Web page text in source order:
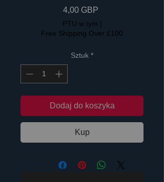
4,00 GBP
PTU w tym |
Free Shipping Over £100
Sztuk *
Dodaj do koszyka
Kup